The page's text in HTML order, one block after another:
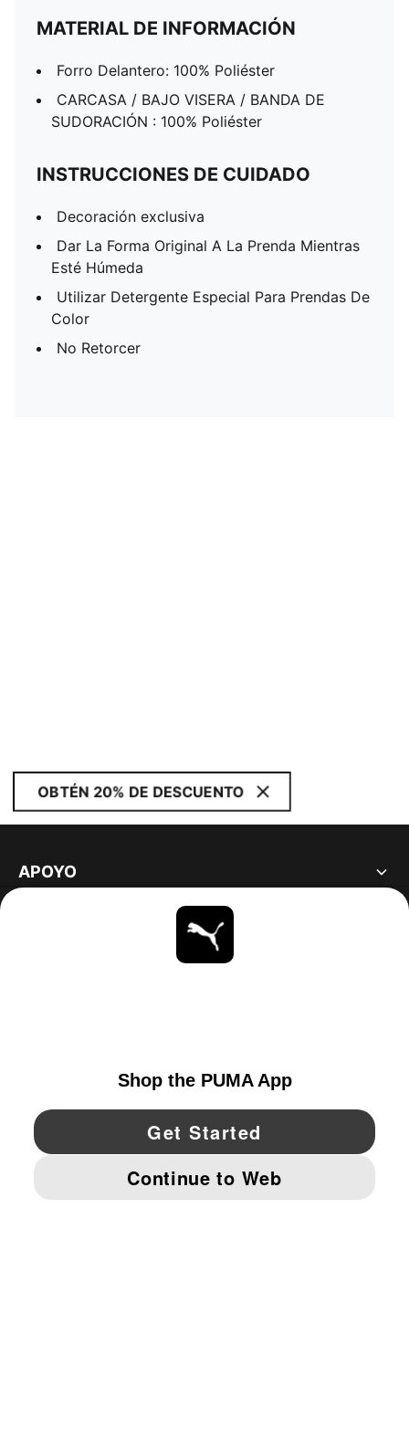
MATERIAL DE INFORMACIÓN
Forro Delantero: 100% Poliéster
CARCASA / BAJO VISERA / BANDA DE
SUDORACIÓN : 100% Poliéster
INSTRUCCIONES DE CUIDADO
Decoración exclusiva
Dar La Forma Original A La Prenda Mientras
Esté Húmeda
Utilizar Detergente Especial Para Prendas De
Color
No Retorcer
OBTÉN 20% DE DESCUENTO
APOYO
YouTube Twitter Pinterest
IMPRINT AND LEGAL DATA